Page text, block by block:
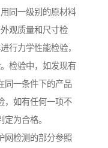
同一级别的原材料
观质量和尺寸检
行力学性能检验，
检验中，如发现有
同一条件下的产品
，如有任何一项不
为合格。
网检测的部分参照